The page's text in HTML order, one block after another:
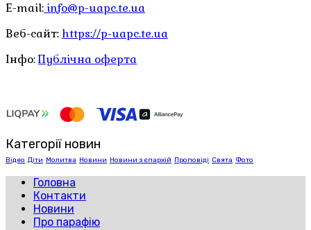
E-mail: info@p-uapc.te.ua
Веб-сайт: https://p-uapc.te.ua
Інфо:Публічна оферта
Категорії новин
Відео Діти Молитва Новини Новини з єпархій Проповіді Свята Фото
Головна
Контакти
Новини
Про парафію